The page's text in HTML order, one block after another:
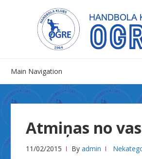
navigation
content
Main Navigation
Atmiņas no
11/02/2015 Byadmin